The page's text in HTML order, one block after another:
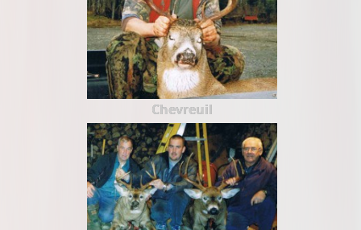
Chevreuil